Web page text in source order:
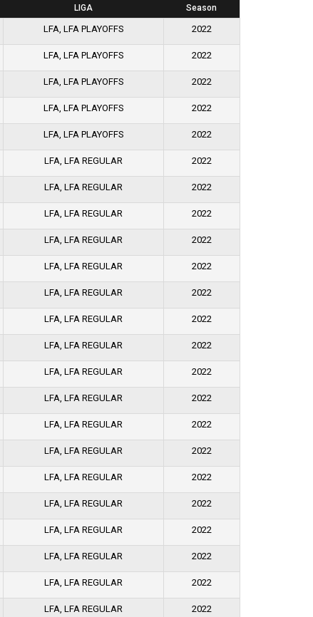
LIGA Season
LFA, LFA PLAYOFFS 2022
LFA, LFA PLAYOFFS 2022
LFA, LFA PLAYOFFS 2022
LFA, LFA PLAYOFFS 2022
LFA, LFA PLAYOFFS 2022
LFA, LFA REGULAR 2022
LFA, LFA REGULAR 2022
LFA, LFA REGULAR 2022
LFA, LFA REGULAR 2022
LFA, LFA REGULAR 2022
LFA, LFA REGULAR 2022
LFA, LFA REGULAR 2022
LFA, LFA REGULAR 2022
LFA, LFA REGULAR 2022
LFA, LFA REGULAR 2022
LFA, LFA REGULAR 2022
LFA, LFA REGULAR 2022
LFA, LFA REGULAR 2022
LFA, LFA REGULAR 2022
LFA, LFA REGULAR 2022
LFA, LFA REGULAR 2022
LFA, LFA REGULAR 2022
LFA, LFA REGULAR 2022